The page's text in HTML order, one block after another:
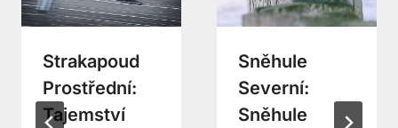
Strakapoud
Prostřední:
Tajemství
Sněhule
Severní:
Sněhule